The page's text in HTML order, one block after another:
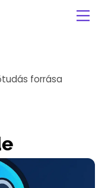
forrása